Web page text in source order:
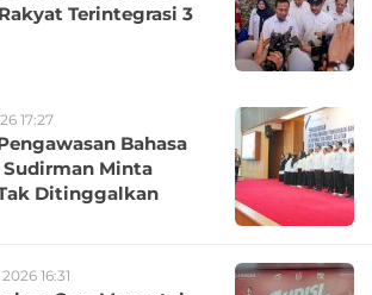
Terintegrasi 3
17:27
Bahasa
Minta
Ditinggalkan
16:31